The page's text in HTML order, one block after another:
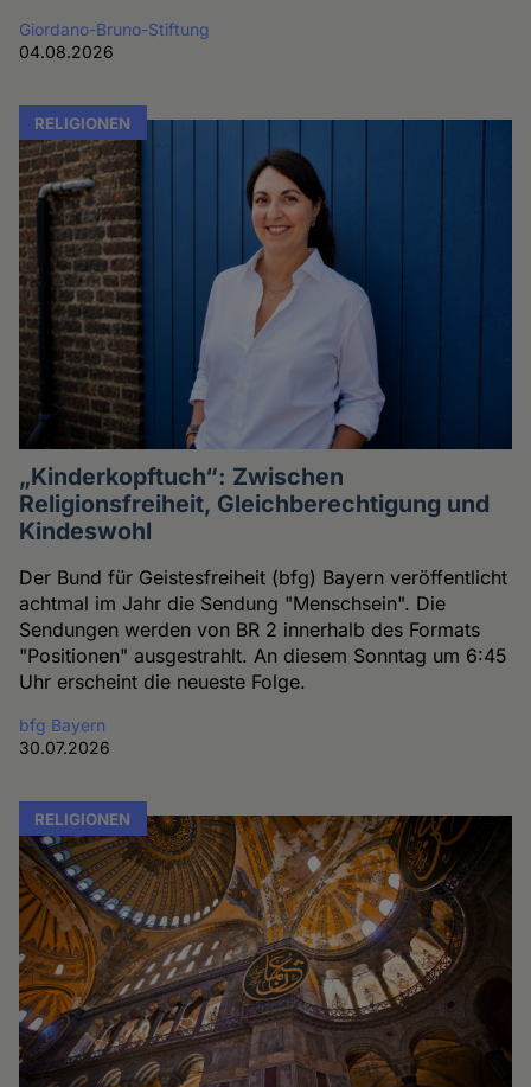
Giordano-Bruno-Stiftung
04.08.2026
RELIGIONEN
„Kinderkopftuch“: Zwischen
Religionsfreiheit, Gleichberechtigung und
Kindeswohl
Der Bund für Geistesfreiheit (bfg) Bayern veröffentlicht
achtmal im Jahr die Sendung "Menschsein". Die
Sendungen werden von BR 2 innerhalb des Formats
"Positionen" ausgestrahlt. An diesem Sonntag um 6:45
Uhr erscheint die neueste Folge.
bfg Bayern
30.07.2026
RELIGIONEN